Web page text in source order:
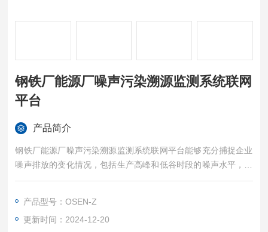
钢铁厂能源厂噪声污染溯源监测系统联网
平台
产品简介
钢铁厂能源厂噪声污染溯源监测系统联网平台能够充分捕捉企业
噪声排放的变化情况，包括生产高峰和低谷时段的噪声水平，从
而更真实地反映企业的噪声排放状况。
产品型号：OSEN-Z
更新时间：2024-12-20